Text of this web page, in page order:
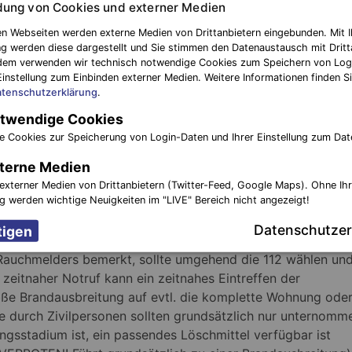
die Fluchtwege frei von Rauch und Feuer sind, sollten
Gebäude oder den Treppenaufgang
Kinder und insbesondere in Mehrfamilienhäusern an
sollte auch an entsprechende Kleidung (Jacke,
eine Verqualmung des Treppenhauses oder des
In diesem Fall sollte umgehend die Tür zum Treppenraum
Einerseits bekommen hier eingeschlossene Personen
Weg bemerkbar machen.
kann zu einer schweren Rauchgasvergiftung bis hin zum
bemerkt, sollte umgehend die 112 wählen
Notruf kann ein zeitnahes Eintreffen der
Brandausbreitung auf evtl. die komplette Wohnung
durch Zivilpersonen sollten grundsätzlich nur
ist, ein passendes Löschmittel verfügbar ist
von Cookies und externer Medien
Webseiten werden externe Medien von Drittanbietern eingebunden. Mit
werden diese dargestellt und Sie stimmen den Datenaustausch mit
verwenden wir technisch notwendige Cookies zum Speichern von
zum Einbinden externer Medien. Weitere Informationen finden
.
Cookies
Cookies zur Speicherung von Login-Daten und Ihrer Einstellung zum
Medien
Medien von Drittanbietern (Twitter-Feed, Google Maps). Ohne
werden wichtige Neuigkeiten im "LIVE" Bereich nicht angezeigt!